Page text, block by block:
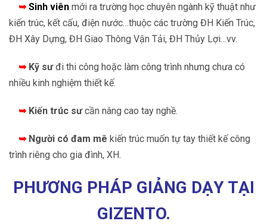
➥ Sinh viên mới ra trường học chuyên ngành kỹ thuật như
kiến trúc, kết cấu, điện nước…thuộc các trường ĐH Kiến Trúc,
ĐH Xây Dựng, ĐH Giao Thông Vận Tải, ĐH Thủy Lợi…vv.
➥Kỹ sưđi thi công hoặc làm công trình nhưng chưa có
nhiều kinh nghiệm thiết kế.
➥Kiến trúc sưcần nâng cao tay nghề.
➥Người có đam mê kiến trúc muốn tự tay thiết kế công
trình riêng cho gia đình, XH.
PHƯƠNG PHÁP GIẢNG DẠY TẠI
GIZENTO.